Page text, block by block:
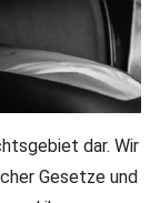
dar. Wir
Gesetze und